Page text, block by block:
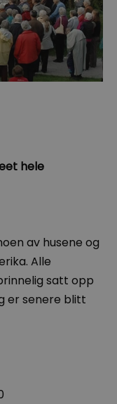
hele
av husene og
Alle
satt opp
er senere blitt